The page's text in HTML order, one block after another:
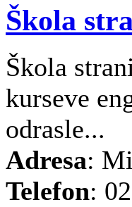
Škola
Škola
kurseve
odrasle...
Adresa:
Telefon: